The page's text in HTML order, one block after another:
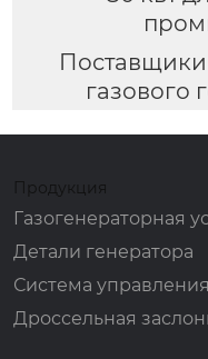
Поставщики
газового
Продукция
Газогенераторная
Детали генератора
Система управления
Дроссельная